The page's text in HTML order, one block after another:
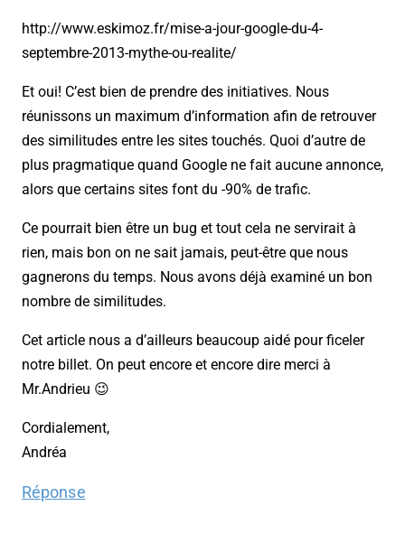
http://www.eskimoz.fr/mise-a-jour-google-du-4-
septembre-2013-mythe-ou-realite/
Et oui! C’est bien de prendre des initiatives. Nous
réunissons un maximum d’information afin de retrouver
des similitudes entre les sites touchés. Quoi d’autre de
plus pragmatique quand Google ne fait aucune annonce,
alors que certains sites font du -90% de trafic.
Ce pourrait bien être un bug et tout cela ne servirait à
rien, mais bon on ne sait jamais, peut-être que nous
gagnerons du temps. Nous avons déjà examiné un bon
nombre de similitudes.
Cet article nous a d’ailleurs beaucoup aidé pour ficeler
notre billet. On peut encore et encore dire merci à
Mr.Andrieu 😉
Cordialement,
Andréa
Réponse